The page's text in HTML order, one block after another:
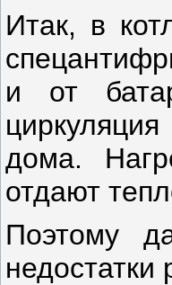
Итак, в
и от
дома.
отдают
Поэтому
недостатки